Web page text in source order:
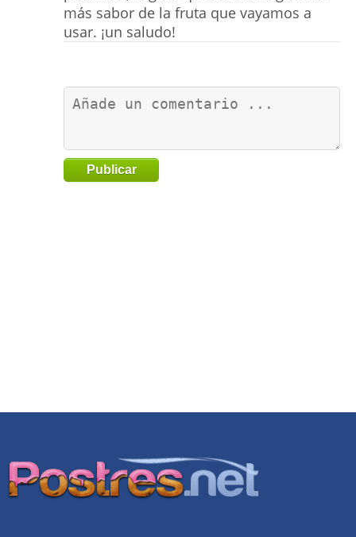
más sabor de la fruta que vayamos a
usar. ¡un saludo!
Publicar